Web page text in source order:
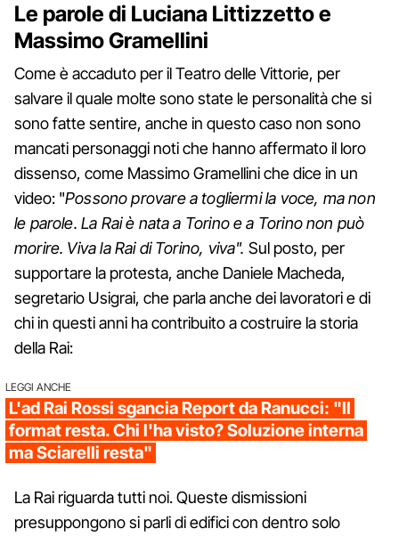
Le parole di Luciana Littizzetto e
Massimo Gramellini
Come è accaduto per il Teatro delle Vittorie, per
salvare il quale molte sono state le personalità che si
sono fatte sentire, anche in questo caso non sono
mancati personaggi noti che hanno affermato il loro
dissenso, come Massimo Gramellini che dice in un
video: "Possono provare a togliermi la voce, ma non
le parole. La Rai è nata a Torino e a Torino non può
morire. Viva la Rai di Torino, viva". Sul posto, per
supportare la protesta, anche Daniele Macheda,
segretario Usigrai, che parla anche dei lavoratori e di
chi in questi anni ha contribuito a costruire la storia
della Rai:
LEGGI ANCHE
L'ad Rai Rossi sgancia Report da Ranucci: "Il
format resta. Chi l'ha visto? Soluzione interna
ma Sciarelli resta"
La Rai riguarda tutti noi. Queste dismissioni
presuppongono si parli di edifici con dentro solo